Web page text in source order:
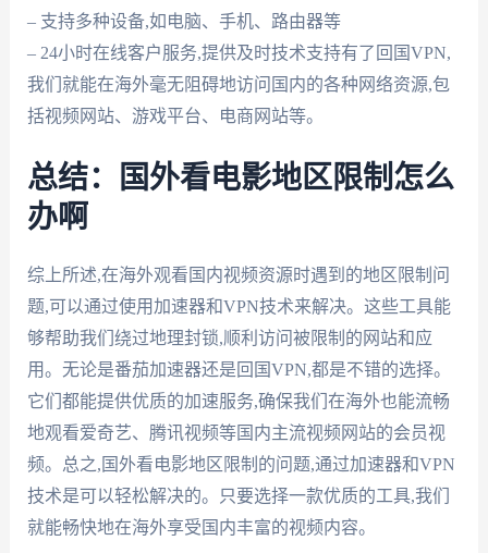
– 支持多种设备,如电脑、手机、路由器等
– 24小时在线客户服务,提供及时技术支持有了回国VPN,
我们就能在海外毫无阻碍地访问国内的各种网络资源,包
括视频网站、游戏平台、电商网站等。
总结：国外看电影地区限制怎么
办啊
综上所述,在海外观看国内视频资源时遇到的地区限制问
题,可以通过使用加速器和VPN技术来解决。这些工具能
够帮助我们绕过地理封锁,顺利访问被限制的网站和应
用。无论是番茄加速器还是回国VPN,都是不错的选择。
它们都能提供优质的加速服务,确保我们在海外也能流畅
地观看爱奇艺、腾讯视频等国内主流视频网站的会员视
频。总之,国外看电影地区限制的问题,通过加速器和VPN
技术是可以轻松解决的。只要选择一款优质的工具,我们
就能畅快地在海外享受国内丰富的视频内容。